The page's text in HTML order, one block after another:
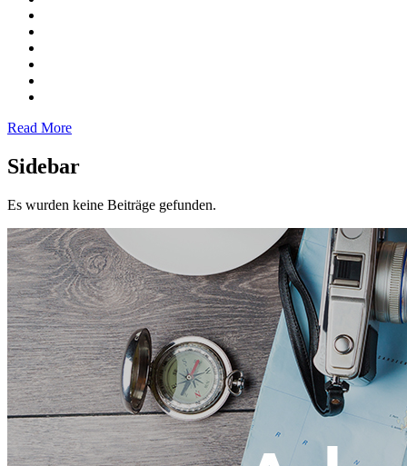
Read More
Sidebar
Es wurden keine Beiträge gefunden.